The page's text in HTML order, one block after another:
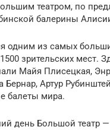
театром, по
балерины
одним из самых
зрительских мест.
Майя Плисецкая,
Бернар, Артур
балеты мира.
день Большой театр —